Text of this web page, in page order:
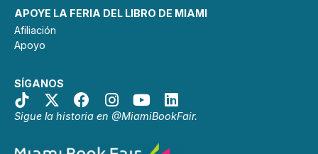
APOYE LA FERIA DEL LIBRO DE MIAMI
Afiliación
Apoyo
SÍGANOS
Sigue la historia en @MiamiBookFair.